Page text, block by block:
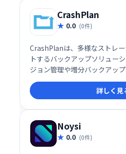
CrashPlan
0.0 (0件)
CrashPlanは、多様なストレ
トするバックアップソリュー
ジョン管理や増分バックアッ
データを安全に保護します。
詳しく見
Noysi
0.0 (0件)